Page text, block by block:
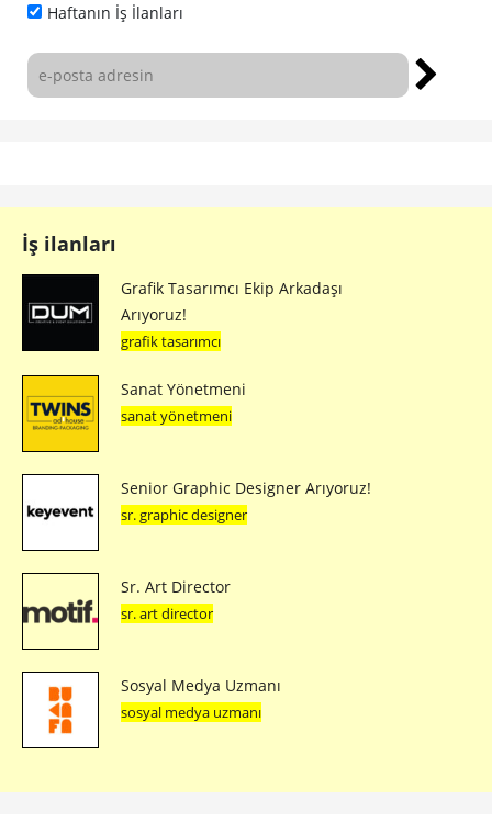
Haftanın İş İlanları
İş ilanları
Grafik Tasarımcı Ekip Arkadaşı
Arıyoruz!
grafik tasarımcı
Sanat Yönetmeni
sanat yönetmeni
Senior Graphic Designer Arıyoruz!
sr. graphic designer
Sr. Art Director
sr. art director
Sosyal Medya Uzmanı
sosyal medya uzmanı